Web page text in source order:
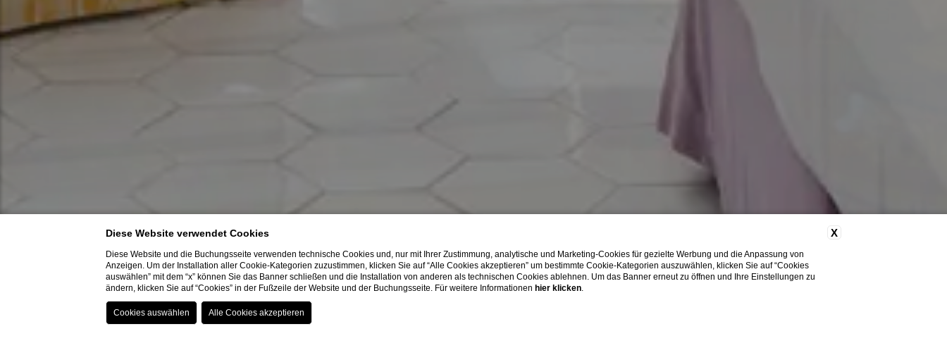
X
Diese Website verwendet Cookies
Diese Website und die Buchungsseite verwenden technische Cookies und, nur mit Ihrer Zustimmung, analytische und Marketing-Cookies für gezielte Werbung und die Anpassung von
Anzeigen. Um der Installation aller Cookie-Kategorien zuzustimmen, klicken Sie auf “Alle Cookies akzeptieren” um bestimmte Cookie-Kategorien auszuwählen, klicken Sie auf “Cookies
auswählen” mit dem “x” können Sie das Banner schließen und die Installation von anderen als technischen Cookies ablehnen. Um das Banner erneut zu öffnen und Ihre Einstellungen zu
ändern, klicken Sie auf “Cookies” in der Fußzeile der Website und der Buchungsseite. Für weitere Informationen hier klicken.